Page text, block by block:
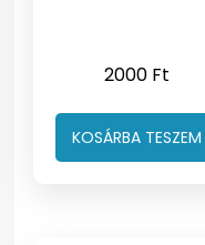
2000 Ft
KOSÁRBA TESZEM